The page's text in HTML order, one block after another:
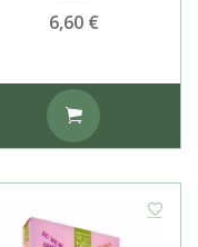
6,60 €